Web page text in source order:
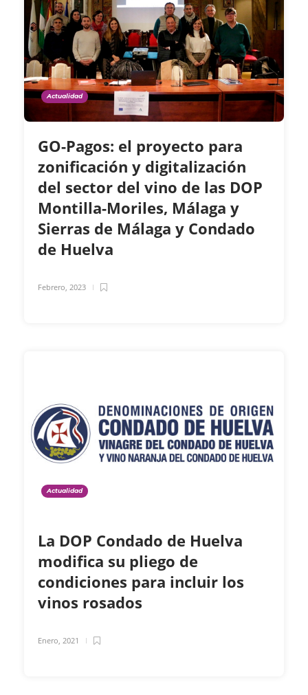
Actualidad
GO-Pagos: el proyecto para
zonificación y digitalización
del sector del vino de las DOP
Montilla-Moriles, Málaga y
Sierras de Málaga y Condado
de Huelva
Febrero, 2023
Actualidad
La DOP Condado de Huelva
modifica su pliego de
condiciones para incluir los
vinos rosados
Enero, 2021